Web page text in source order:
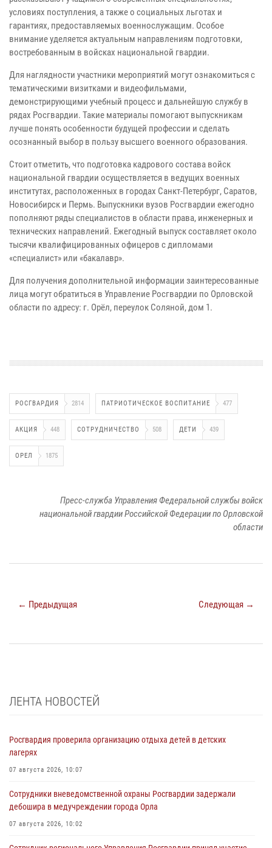
условиях поступления, а также о социальных льготах и
гарантиях, предоставляемых военнослужащим. Особое
внимание уделяется актуальным направлениям подготовки,
востребованным в войсках национальной гвардии.
Для наглядности участники мероприятий могут ознакомиться с
тематическими визитками и видеофильмами,
демонстрирующими учебный процесс и дальнейшую службу в
рядах Росгвардии. Такие материалы помогают выпускникам
лучше понять особенности будущей профессии и сделать
осознанный выбор в пользу высшего военного образования.
Стоит отметить, что подготовка кадрового состава войск
национальной гвардии осуществляется в ведущих военных
институтах, расположенных в городах Санкт-Петербург, Саратов,
Новосибирск и Пермь. Выпускники вузов Росгвардии ежегодно
пополняют ряды специалистов в области права, инженерных и
технических направлений. Ежегодный выпуск составляет около
тысячи квалифицированных офицеров с дипломами
«специалист» или «бакалавр».
Для получения дополнительной информации заинтересованные
лица могут обратиться в Управление Росгвардии по Орловской
области по адресу: г. Орёл, переулок Соляной, дом 1.
РОСГВАРДИЯ 2814 ПАТРИОТИЧЕСКОЕ ВОСПИТАНИЕ 477
АКЦИЯ 448 СОТРУДНИЧЕСТВО 508 ДЕТИ 439
ОРЕЛ 1875
Пресс-служба Управления Федеральной службы войск
национальной гвардии Российской Федерации по Орловской
области
← Предыдущая Следующая →
ЛЕНТА НОВОСТЕЙ
Росгвардия проверила организацию отдыха детей в детских
лагерях
07 августа 2026, 10:07
Сотрудники вневедомственной охраны Росгвардии задержали
дебошира в медучреждении города Орла
07 августа 2026, 10:02